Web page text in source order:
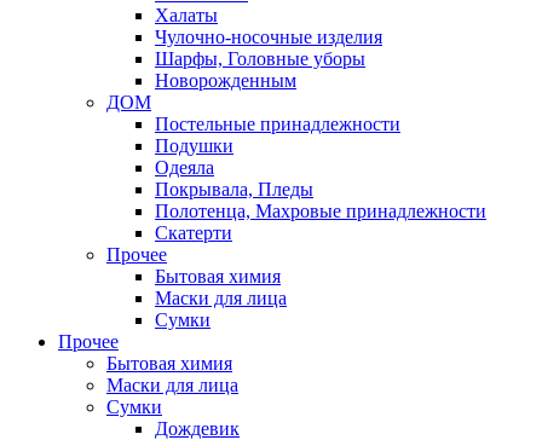
Халаты
Чулочно-носочные изделия
Шарфы, Головные уборы
Новорожденным
ДОМ
Постельные принадлежности
Подушки
Одеяла
Покрывала, Пледы
Полотенца, Махровые принадлежности
Скатерти
Прочее
Бытовая химия
Маски для лица
Сумки
Прочее
Бытовая химия
Маски для лица
Сумки
Дождевик